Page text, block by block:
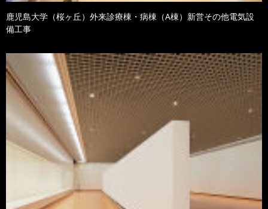
鹿児島大学（桜ヶ丘）外来診療棟・病棟（A棟）新営その他電気設
備工事